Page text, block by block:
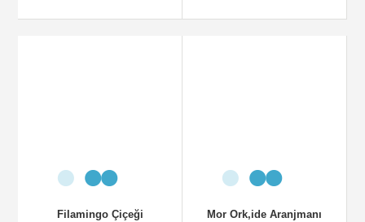
Filamingo Çiçeği Mor Ork,ide Aranjmanı